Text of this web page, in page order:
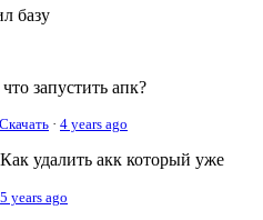
базу
запустить апк?
· 4 years ago
Как удалить акк который уже
5 years ago